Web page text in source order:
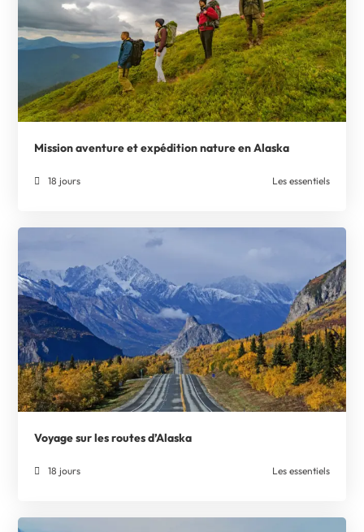
Mission aventure et expédition nature en Alaska
18 jours Les essentiels
Voyage sur les routes d’Alaska
18 jours Les essentiels